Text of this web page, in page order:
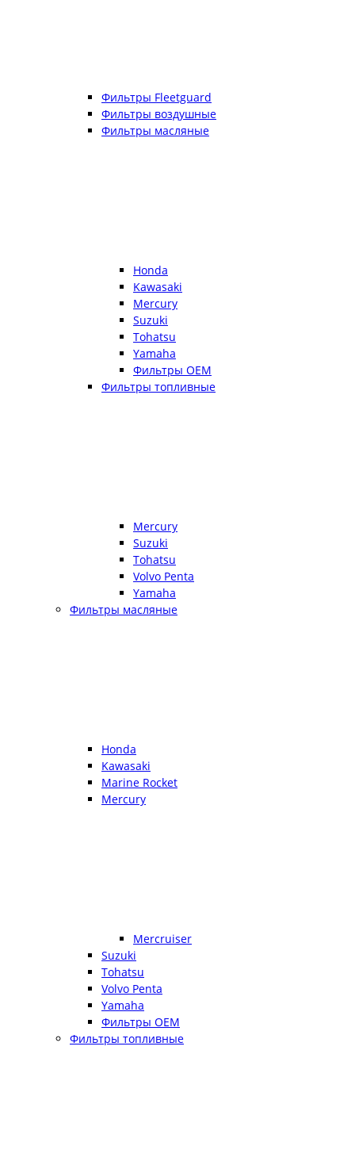
Фильтры Fleetguard
Фильтры воздушные
Фильтры масляные
Honda
Kawasaki
Mercury
Suzuki
Tohatsu
Yamaha
Фильтры OEM
Фильтры топливные
Mercury
Suzuki
Tohatsu
Volvo Penta
Yamaha
Фильтры масляные
Honda
Kawasaki
Marine Rocket
Mercury
Mercruiser
Suzuki
Tohatsu
Volvo Penta
Yamaha
Фильтры OEM
Фильтры топливные